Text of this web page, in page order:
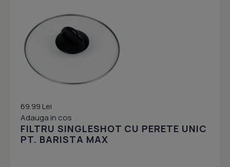
69.99 Lei
Adauga in cos
FILTRU SINGLESHOT CU PERETE UNIC
PT. BARISTA MAX